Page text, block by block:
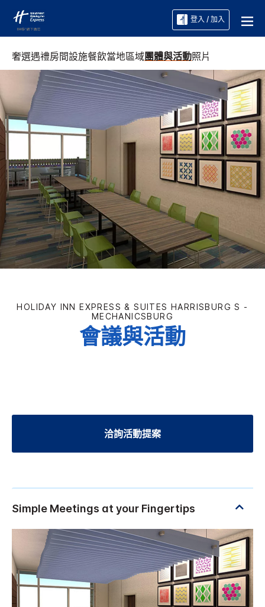
登入 / 加入
奢選遇禮房間設施餐飲當地區域團體與活動照片
HOLIDAY INN EXPRESS & SUITES HARRISBURG S -
MECHANICSBURG
會議與活動
洽詢活動提案